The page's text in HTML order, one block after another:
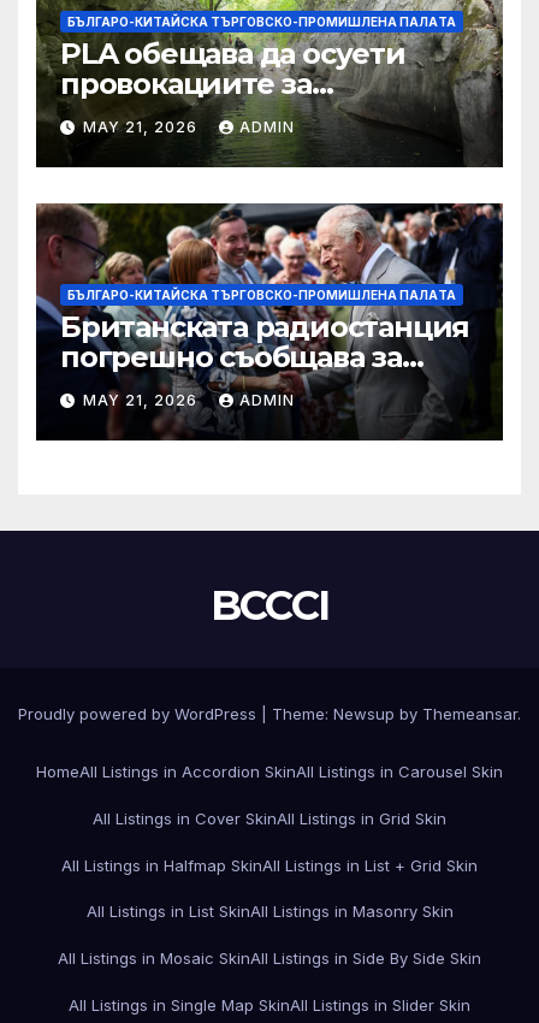
БЪЛГАРО-КИТАЙСКА ТЪРГОВСКО-ПРОМИШЛЕНА ПАЛAТА
PLA обещава да осуети
провокациите за
„независимост на Тайван“.
MAY 21, 2026 ADMIN
БЪЛГАРО-КИТАЙСКА ТЪРГОВСКО-ПРОМИШЛЕНА ПАЛAТА
Британската радиостанция
погрешно съобщава за
смъртта на крал Чарлз
MAY 21, 2026 ADMIN
BCCCI
Proudly powered by WordPress Theme: Newsup by Themeansar.
HomeAll Listings in Accordion SkinAll Listings in Carousel Skin
All Listings in Cover SkinAll Listings in Grid Skin
All Listings in Halfmap SkinAll Listings in List + Grid Skin
All Listings in List SkinAll Listings in Masonry Skin
All Listings in Mosaic SkinAll Listings in Side By Side Skin
All Listings in Single Map SkinAll Listings in Slider Skin